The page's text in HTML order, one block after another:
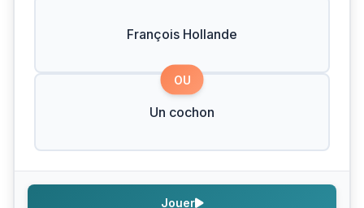
François Hollande
OU
Un cochon
Jouer